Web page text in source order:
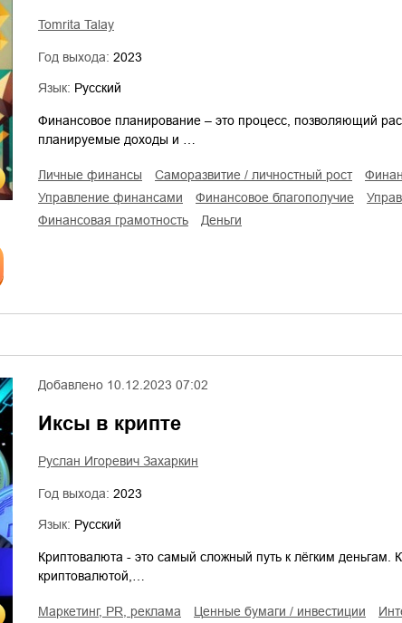
Tomrita Talay
Год выхода: 2023
Язык: Русский
Финансовое планирование – это процесс, позволяющий
планируемые доходы и …
личные финансы саморазвитие / личностный рост
управление финансами
финансовое благополучие
финансовая грамотность
деньги
Добавлено 10.12.2023 07:02
Иксы в крипте
Руслан Игоревич Захаркин
Год выхода: 2023
Язык: Русский
Криптовалюта - это самый сложный путь к лёгким деньгам.
криптовалютой,…
маркетинг, PR, реклама ценные бумаги / инвестиции